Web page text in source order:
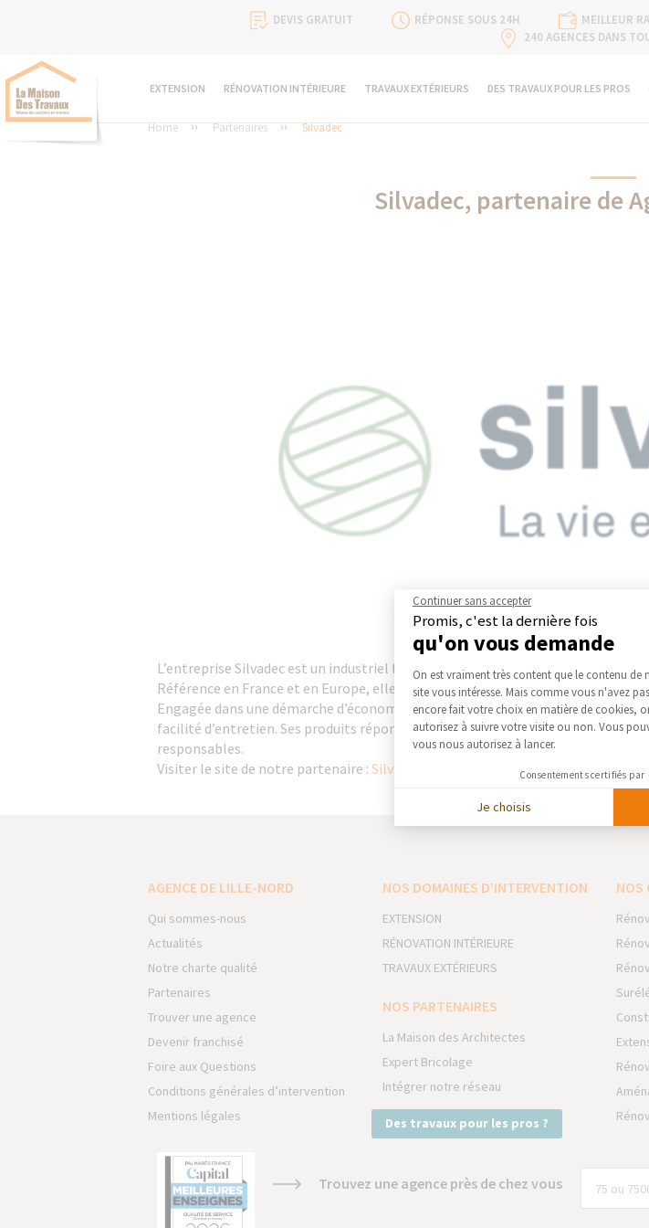
DEVIS GRATUIT RÉPONSE SOUS 24H MEILLEUR
240 AGENCES DANS
EXTENSION RÉNOVATION INTÉRIEURE TRAVAUX EXTÉRIEURS DES TRAVAUX POUR LES PROS
Home Partenaires Silvadec
Silvadec, partenaire de
L’entreprise Silvadec est un industriel français spécialisé dans la fabrication
Référence en France et en Europe, elle propose des solutions durables et
Engagée dans une démarche d’économie circulaire, Silvadec conçoit des
facilité d’entretien. Ses produits répondent aux besoins des particuliers
responsables.
Visiter le site de notre partenaire : Silvadec — Jardin et Terrasse
AGENCE DE LILLE-NORD
Qui sommes-nous
Actualités
Notre charte qualité
Partenaires
Trouver une agence
Devenir franchisé
Foire aux Questions
Conditions générales d’intervention
Mentions légales
NOS DOMAINES D’INTERVENTION
EXTENSION
RÉNOVATION INTÉRIEURE
TRAVAUX EXTÉRIEURS
NOS PARTENAIRES
La Maison des Architectes
Expert Bricolage
Intégrer notre réseau
Des travaux pour les pros ?
NOS
Trouvez une agence près de chez vous
Continuer sans accepter
Promis, c'est la dernière fois
qu'on vous demande
Plateforme de Gestion
On est vraiment très content que le contenu de
site vous intéresse. Mais comme vous n'avez pas
encore fait votre choix en matière de cookies,
autorisez à suivre votre visite ou non. Vous
vous nous autorisez à lancer.
Consentements certifiés par
Je choisis
Axeptio